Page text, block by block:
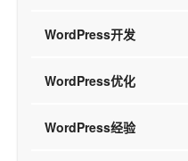
WordPress开发
WordPress优化
WordPress经验